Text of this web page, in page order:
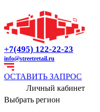
+7(495) 122-22-23
info@streetretail.ru
ОСТАВИТЬ ЗАПРОС
Личный кабинет
Выбрать регион